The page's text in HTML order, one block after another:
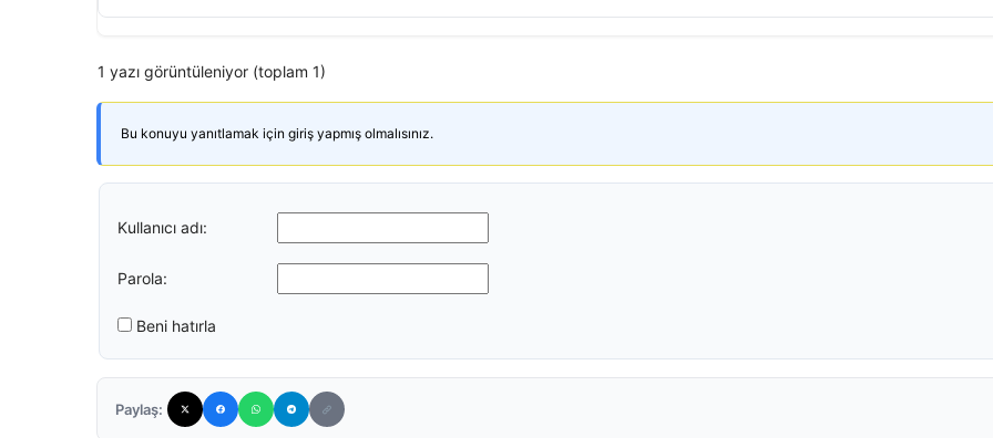
1 yazı görüntüleniyor (toplam 1)
Bu konuyu yanıtlamak için giriş yapmış olmalısınız.
Kullanıcı adı:
Parola:
Beni hatırla
Paylaş: